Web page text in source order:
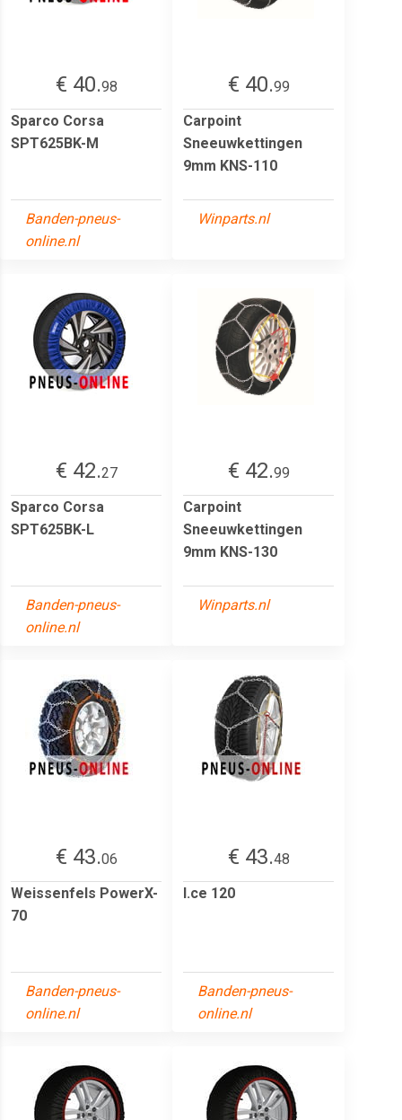
€ 40.98
Sparco Corsa
SPT625BK-M
Banden-pneus-
online.nl
€ 40.99
Carpoint
Sneeuwkettingen
9mm KNS-110
Winparts.nl
€ 42.27
Sparco Corsa
SPT625BK-L
Banden-pneus-
online.nl
€ 42.99
Carpoint
Sneeuwkettingen
9mm KNS-130
Winparts.nl
€ 43.06
Weissenfels PowerX-
70
Banden-pneus-
online.nl
€ 43.48
I.ce 120
Banden-pneus-
online.nl